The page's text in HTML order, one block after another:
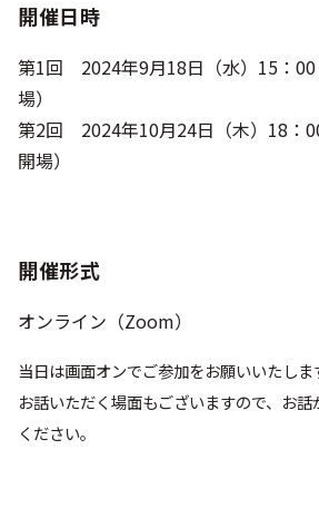
開催日時
第1回 2024年9月18日（水）15：00
場）
第2回 2024年10月24日（木）18：
開場）
開催形式
オンライン（Zoom）
当日は画面オンでご参加をお願いいたしま
お話いただく場面もございますので、お
ください。